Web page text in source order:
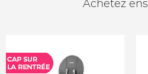
Achetez